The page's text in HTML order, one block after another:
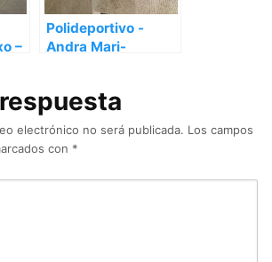
–
Polideportivo -
Andra Mari-
Getxo – Vizcaya
electrónico no será publicada. Los campos
con *